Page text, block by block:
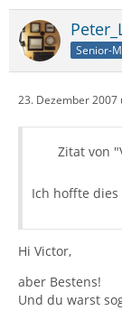
Senior-
23. Dezember 2007
Zitat von
Ich hoffte dies
Hi Victor,
aber Bestens!
Und du warst